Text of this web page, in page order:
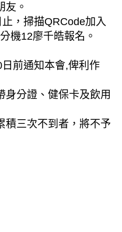
友。
，掃描QRCode加入
機12廖千皓報名。
前通知本會,俾利作
身分證、健保卡及飲用
積三次不到者，將不予